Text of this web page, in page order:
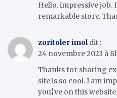
Hello. impressive job.
remarkable story.
zoritoler imol dit :
24 novembre 2023 à
Thanks for sharing
site is so cool. I am
you¦ve on this